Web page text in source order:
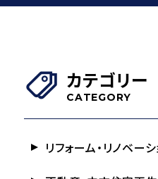
カテゴリー
CATEGORY
リフォーム・リノベー